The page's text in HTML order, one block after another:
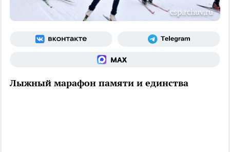
csp.rchuv.ru
Лыжный марафон памяти и единства